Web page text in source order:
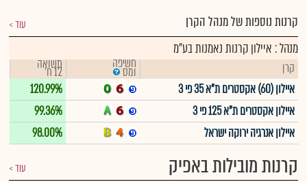
קרנות נוספות של מנהל הקרן עוד
מנהל : איילון קרנות נאמנות בע"מ
קרן חשיפה
ומס תשואה
12 ח'
איילון (60) אקסטרים ת"א 35 פי 3
120.99%
איילון אקסטרים ת"א 125 פי 3
99.36%
איילון אנרגיה ירוקה ישראל
98.00%
קרנות מובילות באפיק עוד